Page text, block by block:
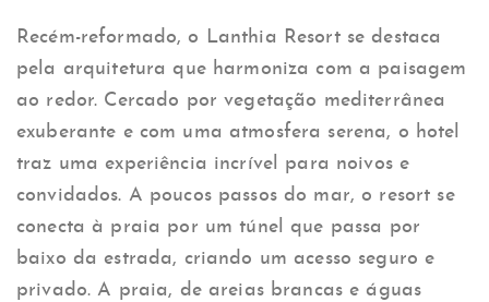
Recém-reformado, o Lanthia Resort se destaca
pela arquitetura que harmoniza com a paisagem
ao redor. Cercado por vegetação mediterrânea
exuberante e com uma atmosfera serena, o hotel
traz uma experiência incrível para noivos e
convidados. A poucos passos do mar, o resort se
conecta à praia por um túnel que passa por
baixo da estrada, criando um acesso seguro e
privado. A praia, de areias brancas e águas